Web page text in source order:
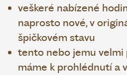
veškeré nabízené
naprosto nové, v
špičkovém stavu
tento nebo jemu velmi
máme k prohlédnutí a